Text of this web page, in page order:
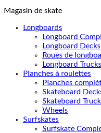
Magasin de skate
Longboards
Longboard
Longboard Decks
Roues de
Longboard Trucks
Planches à roulettes
Planches
Skateboard
Skateboard
Wheels
Surfskates
Surfskate